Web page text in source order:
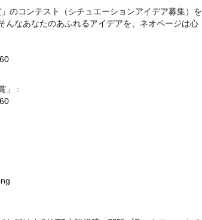
のコンテスト（シチュエーションアイデア募集）を
なあなたのあふれるアイデアを、ネオページは心
」 :